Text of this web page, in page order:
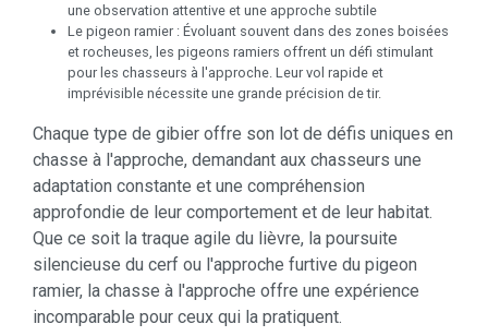
une observation attentive et une approche subtile
Le pigeon ramier : Évoluant souvent dans des zones boisées
et rocheuses, les pigeons ramiers offrent un défi stimulant
pour les chasseurs à l'approche. Leur vol rapide et
imprévisible nécessite une grande précision de tir.
Chaque type de gibier offre son lot de défis uniques en
chasse à l'approche, demandant aux chasseurs une
adaptation constante et une compréhension
approfondie de leur comportement et de leur habitat.
Que ce soit la traque agile du lièvre, la poursuite
silencieuse du cerf ou l'approche furtive du pigeon
ramier, la chasse à l'approche offre une expérience
incomparable pour ceux qui la pratiquent.